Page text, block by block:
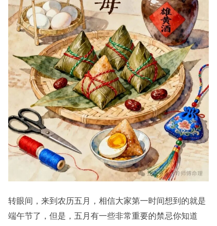
转眼间，来到农历五月，相信大家第一时间想到的就是
端午节了，但是，五月有一些非常重要的禁忌你知道